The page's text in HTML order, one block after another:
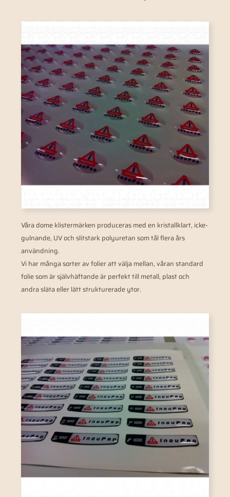
Våra dome klistermärken produceras med en kristallklart, icke-
gulnande, UV och slitstark polyuretan som tål flera års
användning.
Vi har många sorter av folier att välja mellan, våran standard
folie som är självhäftande är perfekt till metall, plast och
andra släta eller lätt strukturerade ytor.